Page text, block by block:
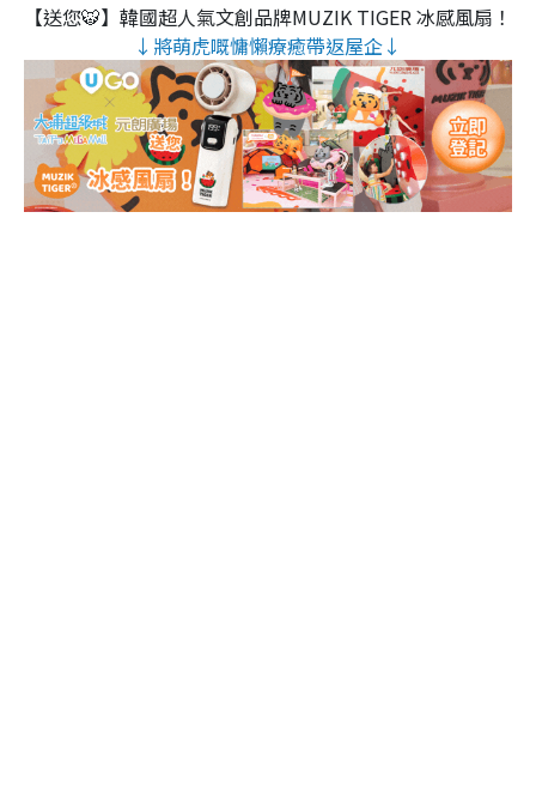
【送您🐯】韓國超人氣文創品牌MUZIK TIGER 冰感風扇！
↓將萌虎嘅慵懶療癒帶返屋企↓